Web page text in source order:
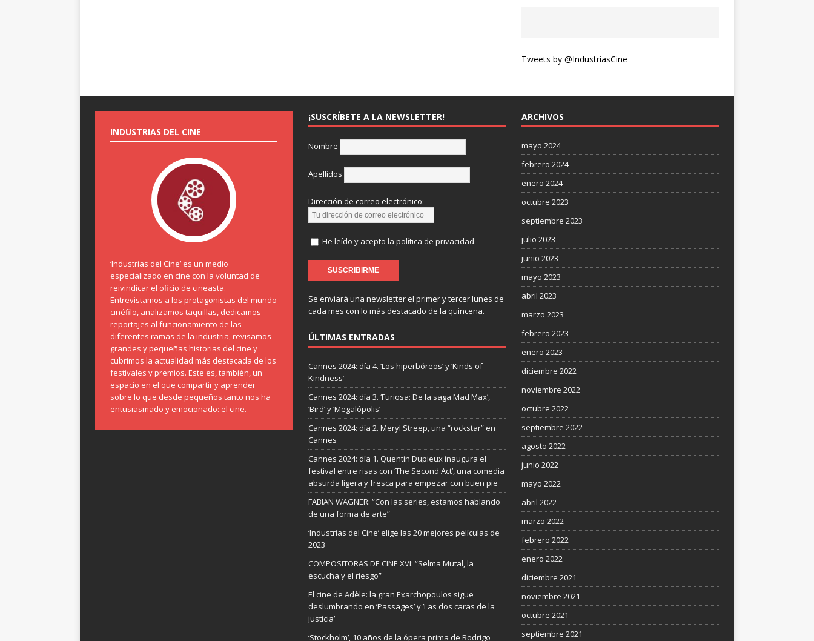
Tweets by @IndustriasCine
INDUSTRIAS DEL CINE
‘Industrias del Cine’ es un medio
especializado en cine con la voluntad de
reivindicar el oficio de cineasta.
Entrevistamos a los protagonistas del mundo
cinéfilo, analizamos taquillas, dedicamos
reportajes al funcionamiento de las
diferentes ramas de la industria, revisamos
grandes y pequeñas historias del cine y
cubrimos la actualidad más destacada de los
festivales y premios. Este es, también, un
espacio en el que compartir y aprender
sobre lo que desde pequeños tanto nos ha
entusiasmado y emocionado: el cine.
¡SUSCRÍBETE A LA NEWSLETTER!
Nombre
Apellidos
Dirección de correo electrónico:
He leído y acepto la política de privacidad
Se enviará una newsletter el primer y tercer lunes de
cada mes con lo más destacado de la quincena.
ÚLTIMAS ENTRADAS
Cannes 2024: día 4. ‘Los hiperbóreos’ y ‘Kinds of
Kindness’
Cannes 2024: día 3. ‘Furiosa: De la saga Mad Max’,
‘Bird’ y ‘Megalópolis’
Cannes 2024: día 2. Meryl Streep, una “rockstar” en
Cannes
Cannes 2024: día 1. Quentin Dupieux inaugura el
festival entre risas con ‘The Second Act’, una comedia
absurda ligera y fresca para empezar con buen pie
FABIAN WAGNER: “Con las series, estamos hablando
de una forma de arte”
‘Industrias del Cine’ elige las 20 mejores películas de
2023
COMPOSITORAS DE CINE XVI: “Selma Mutal, la
escucha y el riesgo”
El cine de Adèle: la gran Exarchopoulos sigue
deslumbrando en ’Passages’ y ’Las dos caras de la
justicia’
‘Stockholm’, 10 años de la ópera prima de Rodrigo
ARCHIVOS
mayo 2024
febrero 2024
enero 2024
octubre 2023
septiembre 2023
julio 2023
junio 2023
mayo 2023
abril 2023
marzo 2023
febrero 2023
enero 2023
diciembre 2022
noviembre 2022
octubre 2022
septiembre 2022
agosto 2022
junio 2022
mayo 2022
abril 2022
marzo 2022
febrero 2022
enero 2022
diciembre 2021
noviembre 2021
octubre 2021
septiembre 2021